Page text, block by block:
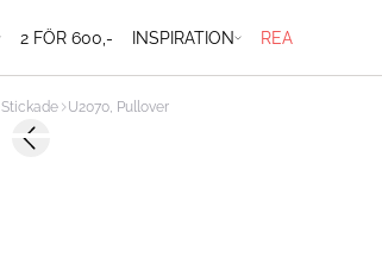
2 FÖR 600,- INSPIRATION REA
Stickade U2070, Pullover
-50%Previous slide